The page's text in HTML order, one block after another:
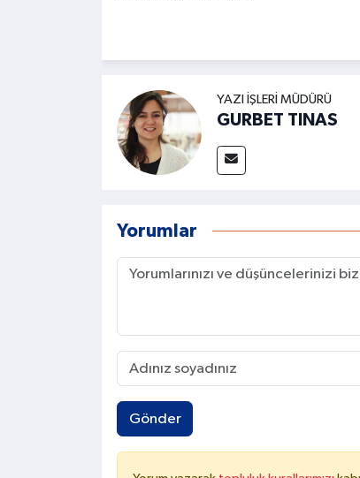
YAZI İŞLERI MÜDÜRÜ
GURBET TINAS
Yorumlar
Gönder